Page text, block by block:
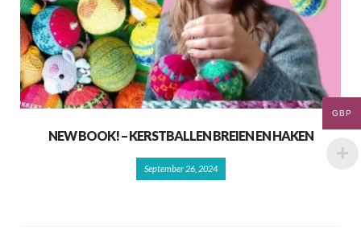
NEW BOOK! – KERSTBALLEN BREIEN EN HAKEN
September 26, 2024
GBP